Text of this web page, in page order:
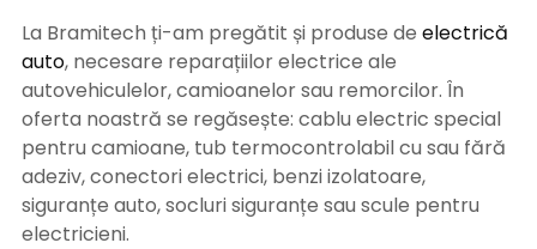
La Bramitech ți-am pregătit și produse de electrică
auto, necesare reparațiilor electrice ale
autovehiculelor, camioanelor sau remorcilor. În
oferta noastră se regăsește: cablu electric special
pentru camioane, tub termocontrolabil cu sau fără
adeziv, conectori electrici, benzi izolatoare,
siguranțe auto, socluri siguranțe sau scule pentru
electricieni.